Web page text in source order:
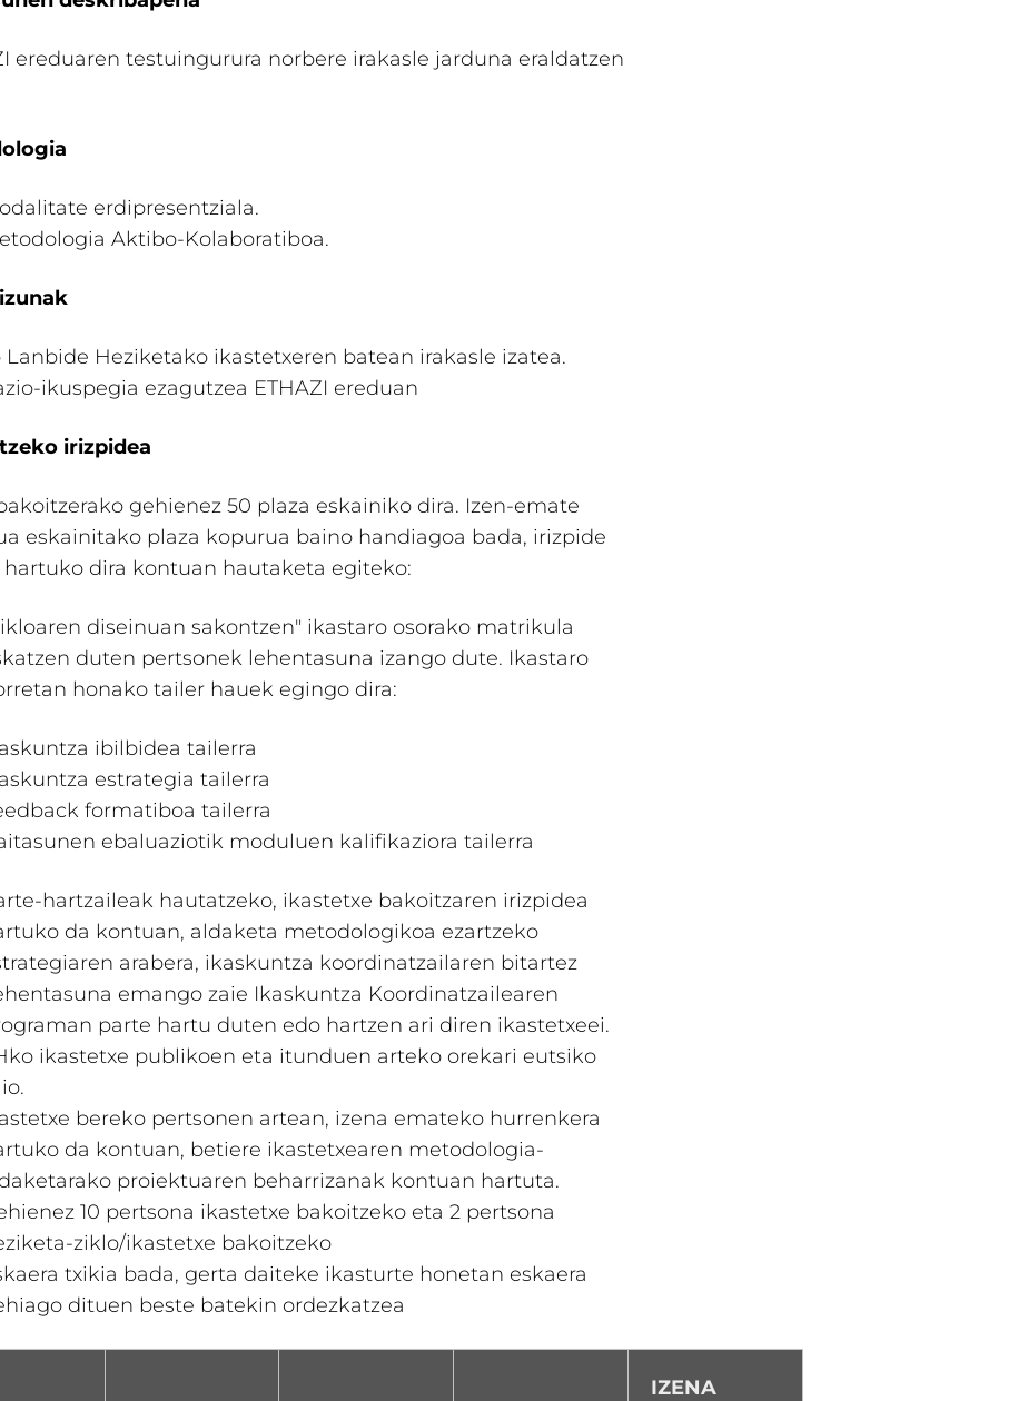
ereduaren testuingurura norbere irakasle jarduna eraldatzen
erdipresentziala.
Aktibo-Kolaboratiboa.
Lanbide Heziketako ikastetxeren batean irakasle izatea.
ikuspegia ezagutzea ETHAZI ereduan
irizpidea
gehienez 50 plaza eskainiko dira. Izen-emate
eskainitako plaza kopurua baino handiagoa bada, irizpide
hartuko dira kontuan hautaketa egiteko:
diseinuan sakontzen" ikastaro osorako matrikula
duten pertsonek lehentasuna izango dute. Ikastaro
honako tailer hauek egingo dira:
ibilbidea tailerra
estrategia tailerra
formatiboa tailerra
ebaluaziotik moduluen kalifikaziora tailerra
hartzaileak hautatzeko, ikastetxe bakoitzaren irizpidea
da kontuan, aldaketa metodologikoa ezartzeko
arabera, ikaskuntza koordinatzailaren bitartez
emango zaie Ikaskuntza Koordinatzailearen
parte hartu duten edo hartzen ari diren ikastetxeei.
ikastetxe publikoen eta itunduen arteko orekari eutsiko
bereko pertsonen artean, izena emateko hurrenkera
da kontuan, betiere ikastetxearen metodologia-
proiektuaren beharrizanak kontuan hartuta.
10 pertsona ikastetxe bakoitzeko eta 2 pertsona
ziklo/ikastetxe bakoitzeko
txikia bada, gerta daiteke ikasturte honetan eskaera
dituen beste batekin ordezkatzea
IZENA